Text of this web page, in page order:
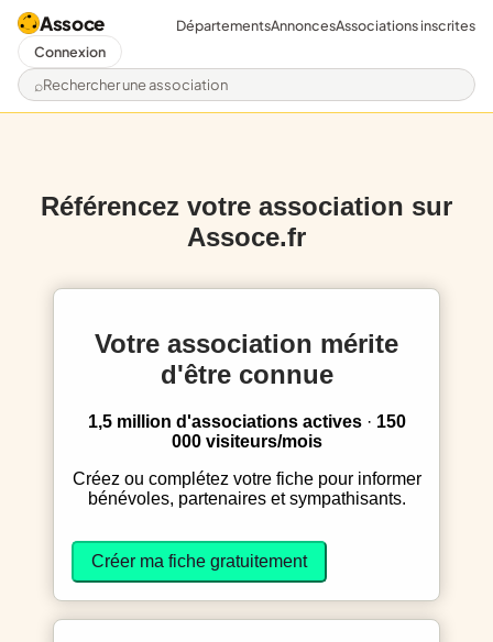
Assoce
Rechercher une association
DépartementsAnnoncesAssociations inscrites
Connexion
Référencez votre association sur
Assoce.fr
Votre association mérite
d'être connue
1,5 million d'associations actives· 150
000 visiteurs/mois
Créez ou complétez votre fiche pour informer
bénévoles, partenaires et sympathisants.
Créer ma fiche gratuitement